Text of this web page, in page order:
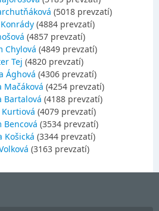
(5018 prevzatí)
(4884 prevzatí)
(4857 prevzatí)
Chylová (4849 prevzatí)
Tej (4820 prevzatí)
Ághová (4306 prevzatí)
Mačáková (4254 prevzatí)
Bartalová (4188 prevzatí)
(4079 prevzatí)
Bencová (3534 prevzatí)
Košická (3344 prevzatí)
(3163 prevzatí)